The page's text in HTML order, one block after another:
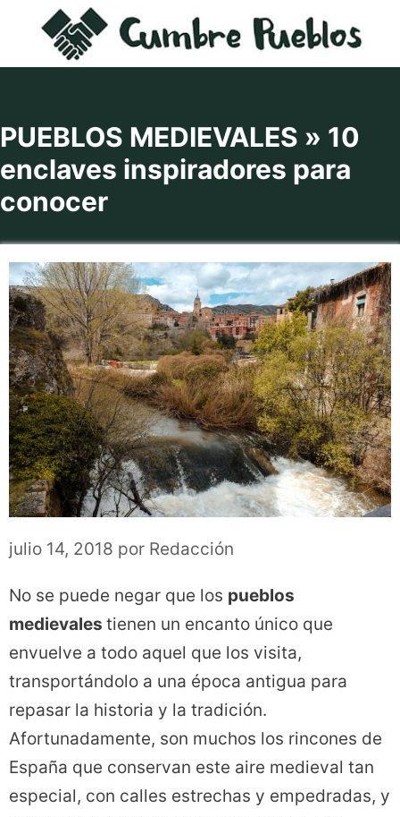
contenido
PUEBLOS MEDIEVALES » 10
enclaves inspiradores para
conocer
julio 14, 2018 por Redacción
No se puede negar que los pueblos
medievales tienen un encanto único que
envuelve a todo aquel que los visita,
transportándolo a una época antigua para
repasar la historia y la tradición.
Afortunadamente, son muchos los rincones de
España que conservan este aire medieval tan
especial, con calles estrechas y empedradas, y